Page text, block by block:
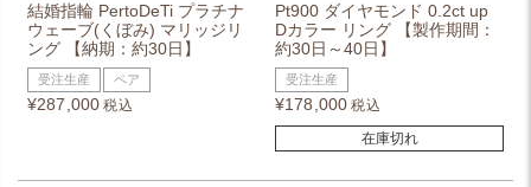
結婚指輪 PertoDeTi プラチナ
ウェーブ(くぼみ) マリッジリ
ング 【納期：約30日】
受注生産 ペア
¥287,000 税込
Pt900 ダイヤモンド 0.2ct up
Dカラー リング 【製作期間：
約30日～40日】
受注生産
¥178,000 税込
在庫切れ